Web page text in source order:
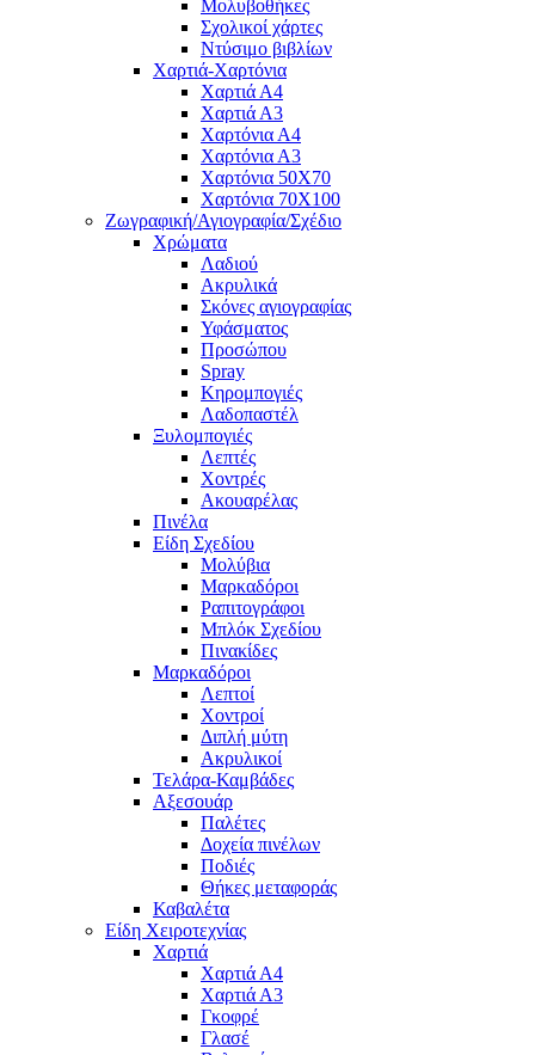
Μολυβοθήκες
Σχολικοί χάρτες
Ντύσιμο βιβλίων
Χαρτιά-Χαρτόνια
Χαρτιά Α4
Χαρτιά Α3
Χαρτόνια Α4
Χαρτόνια Α3
Χαρτόνια 50Χ70
Χαρτόνια 70Χ100
Ζωγραφική/Αγιογραφία/Σχέδιο
Χρώματα
Λαδιού
Ακρυλικά
Σκόνες αγιογραφίας
Υφάσματος
Προσώπου
Spray
Κηρομπογιές
Λαδοπαστέλ
Ξυλομπογιές
Λεπτές
Χοντρές
Ακουαρέλας
Πινέλα
Είδη Σχεδίου
Μολύβια
Μαρκαδόροι
Ραπιτογράφοι
Μπλόκ Σχεδίου
Πινακίδες
Μαρκαδόροι
Λεπτοί
Χοντροί
Διπλή μύτη
Ακρυλικοί
Τελάρα-Καμβάδες
Αξεσουάρ
Παλέτες
Δοχεία πινέλων
Ποδιές
Θήκες μεταφοράς
Καβαλέτα
Είδη Χειροτεχνίας
Χαρτιά
Χαρτιά Α4
Χαρτιά Α3
Γκοφρέ
Γλασέ